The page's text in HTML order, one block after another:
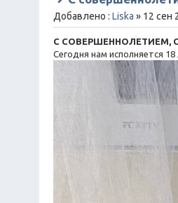
Добавлено : Liska » 12 сен
С СОВЕРШЕННОЛЕТИЕМ,
Сегодня нам исполняется 18